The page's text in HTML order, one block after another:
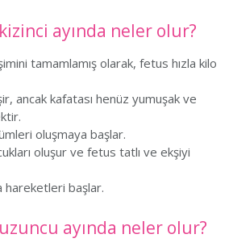
ayında neler olur?
tamamlamış olarak, fetus hızla kilo
ancak kafatası henüz yumuşak ve
oluşmaya başlar.
oluşur ve fetus tatlı ve ekşiyi
hareketleri başlar.
ayında neler olur?